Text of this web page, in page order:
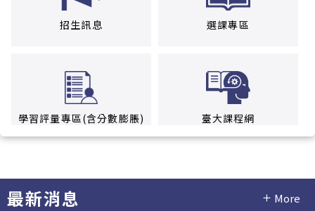
招生訊息 選課專區
學習評量專區(含分數膨脹) 臺大課程網
最新消息 More